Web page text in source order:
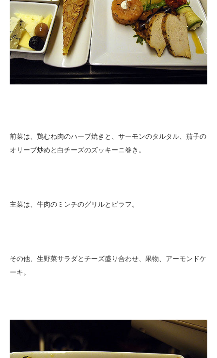
前菜は、鶏むね肉のハーブ焼きと、サーモンのタルタル、茄子の
オリーブ炒めと白チーズのズッキーニ巻き。
主菜は、牛肉のミンチのグリルとピラフ。
その他、生野菜サラダとチーズ盛り合わせ、果物、アーモンドケ
ーキ。